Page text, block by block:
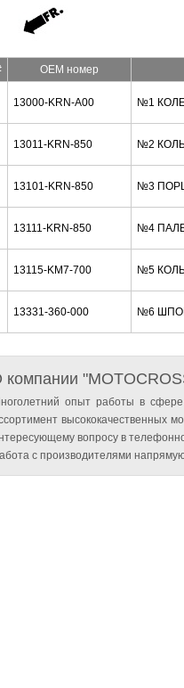
OEM номер
13000-KRN-A00 №1
13011-KRN-850 №2
13101-KRN-850 №3
13111-KRN-850 №4
13115-KM7-700 №5
13331-360-000 №6
компании
опыт работы в
высококачественных
вопросу в
с производителями